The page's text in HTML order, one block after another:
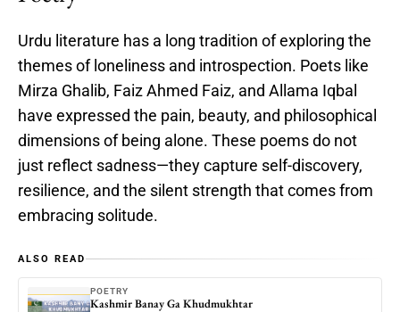
Urdu literature has a long tradition of exploring the
themes of loneliness and introspection. Poets like
Mirza Ghalib, Faiz Ahmed Faiz, and Allama Iqbal
have expressed the pain, beauty, and philosophical
dimensions of being alone. These poems do not
just reflect sadness—they capture self-discovery,
resilience, and the silent strength that comes from
embracing solitude.
ALSO READ
POETRY
Kashmir Banay Ga Khudmukhtar